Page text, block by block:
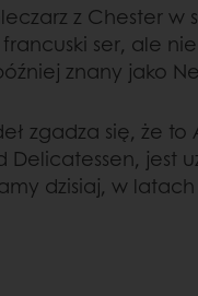
z Chester w
ser, ale
znany jako
zgadza się, że
Delicatessen, jest
dzisiaj, w latach